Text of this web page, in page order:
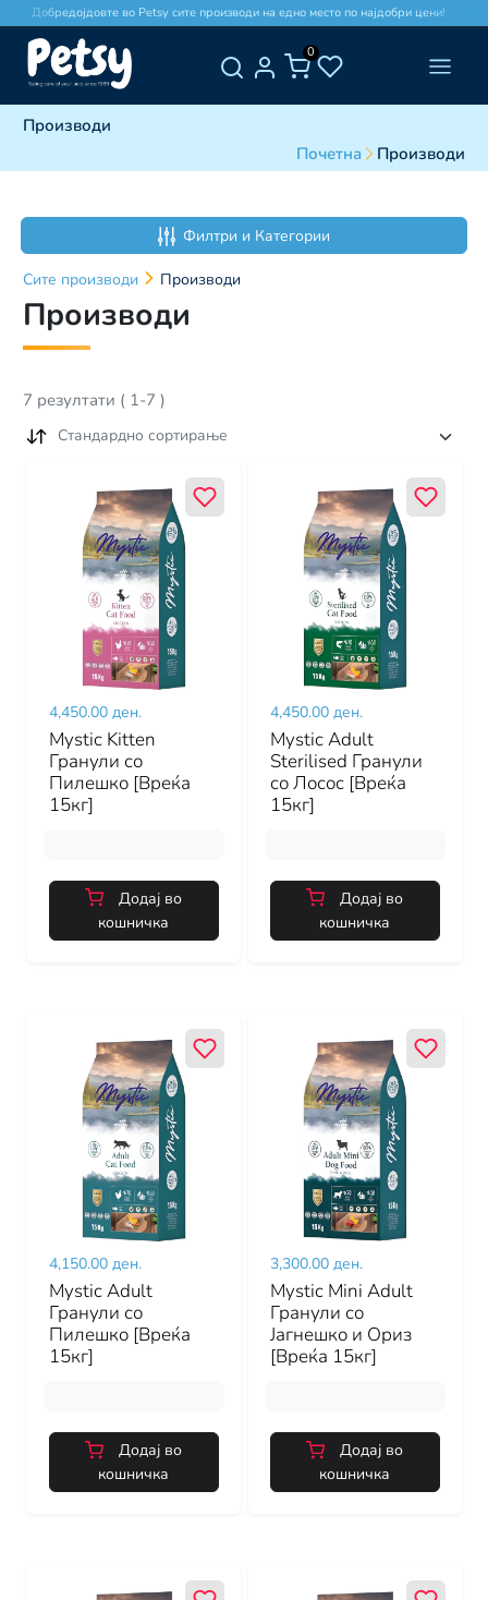
Добредојдовте во Petsy сите производи на едно место по најдобри цени!
0
Производи
Почетна
Производи
Филтри и Категории
Сите производи Производи
Производи
7 резултати ( 1-7 )
Стандардно сортирање
4,450.00 ден.
Mystic Kitten
Гранули со
Пилешко [Вреќа
15кг]
Додај во
кошничка
4,450.00 ден.
Mystic Adult
Sterilised Гранули
со Лосос [Вреќа
15кг]
Додај во
кошничка
4,150.00 ден.
Mystic Adult
Гранули со
Пилешко [Вреќа
15кг]
Додај во
кошничка
3,300.00 ден.
Mystic Mini Adult
Гранули со
Јагнешко и Ориз
[Вреќа 15кг]
Додај во
кошничка